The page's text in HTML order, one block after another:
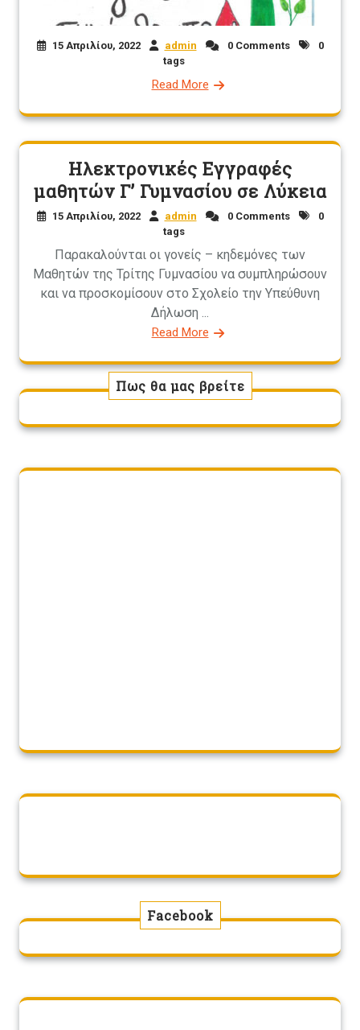
15 Απριλίου, 2022 admin 0 Comments
0
tags
Read More
Ηλεκτρονικές Εγγραφές
μαθητών Γ’ Γυμνασίου σε Λύκεια
15 Απριλίου, 2022 admin 0 Comments
0
tags
Παρακαλούνται οι γονείς – κηδεμόνες των
Μαθητών της Τρίτης Γυμνασίου να συμπληρώσουν
και να προσκομίσουν στο Σχολείο την Υπεύθυνη
Δήλωση ...
Read More
Πως θα μας βρείτε
Facebook